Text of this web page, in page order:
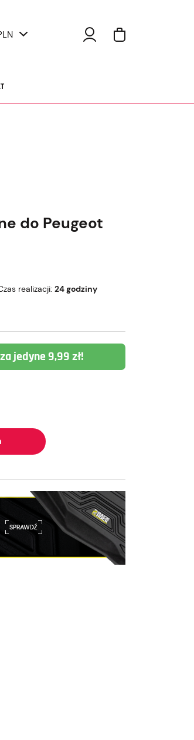
do Peugeot
realizacji: 24 godziny
jedyne 9,99 zł!